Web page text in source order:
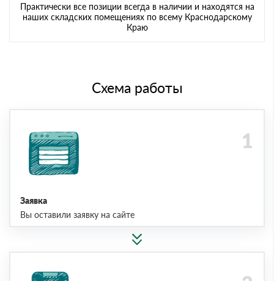
Практически все позиции всегда в наличии и находятся на
наших складских помещениях по всему Краснодарскому
Краю
Схема работы
Заявка
Вы оставили заявку на сайте